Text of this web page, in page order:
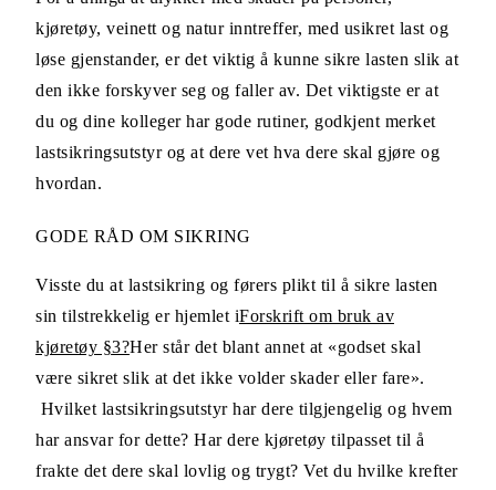
kjøretøy, veinett og natur inntreffer, med usikret last og
løse gjenstander, er det viktig å kunne sikre lasten slik at
den ikke forskyver seg og faller av. Det viktigste er at
du og dine kolleger har gode rutiner, godkjent merket
lastsikringsutstyr og at dere vet hva dere skal gjøre og
hvordan.
GODE RÅD OM SIKRING
Visste du at lastsikring og førers plikt til å sikre lasten
sin tilstrekkelig er hjemlet iForskrift om bruk av
kjøretøy §3?Her står det blant annet at «godset skal
være sikret slik at det ikke volder skader eller fare».
Hvilket lastsikringsutstyr har dere tilgjengelig og hvem
har ansvar for dette? Har dere kjøretøy tilpasset til å
frakte det dere skal lovlig og trygt? Vet du hvilke krefter